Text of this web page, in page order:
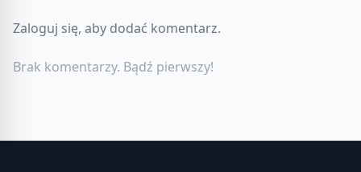
Zaloguj się, aby dodać komentarz.
Brak komentarzy. Bądź pierwszy!